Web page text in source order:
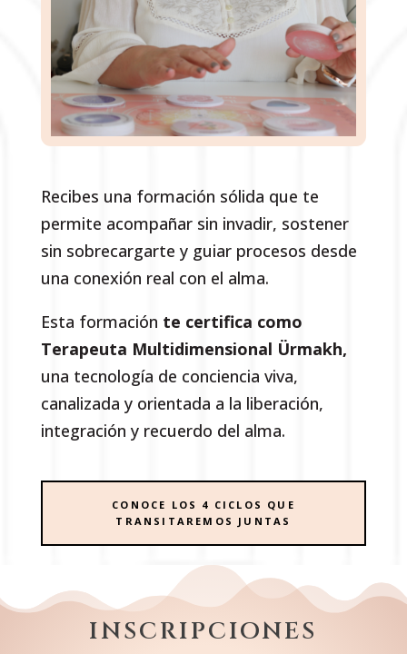
Recibes una formación sólida que te
permite acompañar sin invadir, sostener
sin sobrecargarte y guiar procesos desde
una conexión real con el alma.
Esta formación te certifica como
Terapeuta Multidimensional Ürmakh,
una tecnología de conciencia viva,
canalizada y orientada a la liberación,
integración y recuerdo del alma.
CONOCE LOS 4 CICLOS QUE
TRANSITAREMOS JUNTAS
INSCRIPCIONES